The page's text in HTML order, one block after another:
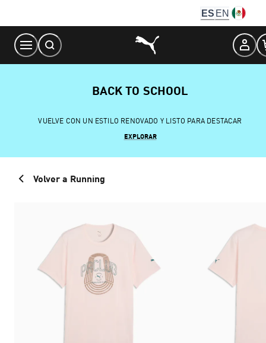
Content
ES EN
BACK TO SCHOOL
VUELVE CON UN ESTILO RENOVADO Y LISTO PARA DESTACAR
EXPLORAR
Volver a Running